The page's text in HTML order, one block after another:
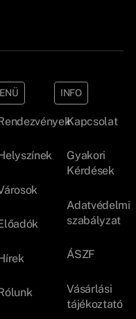
INFO
Kapcsolat
Gyakori
Kérdések
Adatvédelmi
szabályzat
ÁSZF
Vásárlási
tájékoztató